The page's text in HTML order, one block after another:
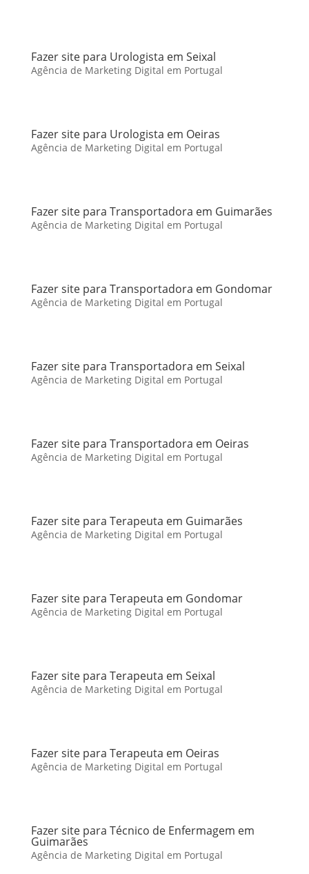
Fazer site para Urologista em Seixal
Agência de Marketing Digital em Portugal
Fazer site para Urologista em Oeiras
Agência de Marketing Digital em Portugal
Fazer site para Transportadora em Guimarães
Agência de Marketing Digital em Portugal
Fazer site para Transportadora em Gondomar
Agência de Marketing Digital em Portugal
Fazer site para Transportadora em Seixal
Agência de Marketing Digital em Portugal
Fazer site para Transportadora em Oeiras
Agência de Marketing Digital em Portugal
Fazer site para Terapeuta em Guimarães
Agência de Marketing Digital em Portugal
Fazer site para Terapeuta em Gondomar
Agência de Marketing Digital em Portugal
Fazer site para Terapeuta em Seixal
Agência de Marketing Digital em Portugal
Fazer site para Terapeuta em Oeiras
Agência de Marketing Digital em Portugal
Fazer site para Técnico de Enfermagem em
Guimarães
Agência de Marketing Digital em Portugal